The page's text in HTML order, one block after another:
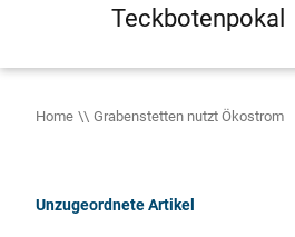
Teckbotenpokal
Home Grabenstetten nutzt Ökostrom
Unzugeordnete Artikel